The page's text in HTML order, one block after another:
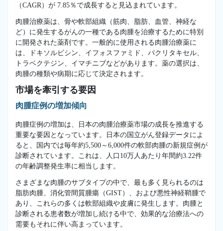
（CAGR）が 7.85％で成長すると見込まれています。
肉腫治療薬は、骨や軟部組織（筋肉、脂肪、血管、神経な
ど）に発生するがんの一種である肉腫を治療するために特別
に開発された薬剤です。一般的に使用される肉腫治療薬に
は、ドキソルビシン、イフォスファミド、パクリタキセル、
トラベクテジン、イマチニブなどがあります。薬の選択は、
肉腫の種類や病期に応じて決定されます。
市場を牽引する要因
肉腫症例の増加傾向
肉腫症例の増加は、日本の肉腫治療薬市場の成長を推進する
重要な要因となっています。日本の国立がん登録データによ
ると、国内では毎年約5,500～6,000件の軟部肉腫の新規症例が
診断されています。これは、人口10万人あたり年間約3.22件
の年齢調整発生率に相当します。
さまざまな肉腫のサブタイプの中で、最も多く見られるのは
脂肪肉腫、消化管間質腫瘍（GIST）、および悪性神経鞘腫で
あり、これらの多くは軟部組織や皮膚に発生します。肉腫と
診断される患者数が増加し続ける中で、効果的な治療法への
需要もそれに伴い高まっています。